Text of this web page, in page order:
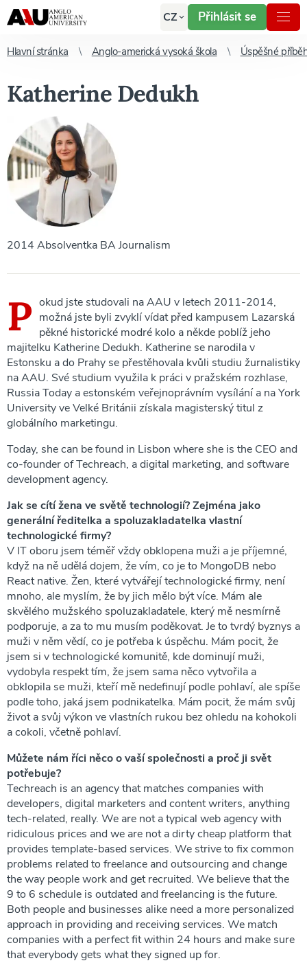
CZ Přihlásit se
Hlavní stránka Anglo-americká vysoká škola Úspěšné
Katherine Dedukh
2014 Absolventka BA Journalism
P okud jste studovali na AAU v letech 2011-2014,
možná jste byli zvyklí vídat před kampusem Lazarská
pěkné historické modré kolo a někde poblíž jeho
majitelku Katherine Dedukh. Katherine se narodila v
Estonsku a do Prahy se přestěhovala kvůli studiu žurnalistiky
na AAU. Své studium využila k práci v pražském rozhlase,
Russia Today a estonském veřejnoprávním vysílání a na York
University ve Velké Británii získala magisterský titul z
globálního marketingu.
Today, she can be found in Lisbon where she is the CEO and
co-founder of Techreach, a digital marketing, and software
development agency.
Jak se cítí žena ve světě technologií? Zejména jako
generální ředitelka a spoluzakladatelka vlastní
technologické firmy?
V IT oboru jsem téměř vždy obklopena muži a je příjemné,
když na ně udělá dojem, že vím, co je to MongoDB nebo
React native. Žen, které vytvářejí technologické firmy, není
mnoho, ale myslím, že by jich mělo být více. Mám ale
skvělého mužského spoluzakladatele, který mě nesmírně
podporuje, a za to mu musím poděkovat. Je to tvrdý byznys a
muži v něm vědí, co je potřeba k úspěchu. Mám pocit, že
jsem si v technologické komunitě, kde dominují muži,
vydobyla respekt tím, že jsem sama něco vytvořila a
obklopila se muži, kteří mě nedefinují podle pohlaví, ale spíše
podle toho, jaká jsem podnikatelka. Mám pocit, že mám svůj
život a svůj výkon ve vlastních rukou bez ohledu na kohokoli
a cokoli, včetně pohlaví.
Můžete nám říci něco o vaší společnosti a proč ji svět
potřebuje?
Techreach is an agency that matches companies with
developers, digital marketers and content writers, anything
tech-related, really. We are not a typical web agency with
ridiculous prices and we are not a dirty cheap platform that
provides template-based services. We strive to fix common
problems related to freelance and outsourcing and change
the way people work and get recruited. We believe that the
9 to 6 schedule is outdated and freelancing is the future.
Both people and businesses alike need a more personalized
approach in providing and receiving services. We match
companies with a perfect fit within 24 hours and make sure
that everybody gets what they signed up for.